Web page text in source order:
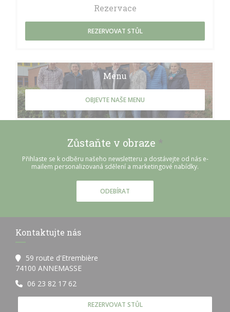
Rezervace
REZERVOVAT STŮL
Menu
OBJEVTE NAŠE MENU
Zůstaňte v obraze *
Přihlaste se k odběru našeho newsletteru a dostávejte od nás e-
mailem personalizovaná sdělení a marketingové nabídky.
ODEBÍRAT
Kontaktujte nás
59 route d'Etrembière
74100 ANNEMASSE((otevře se v novém okně))
06 23 82 17 62
REZERVOVAT STŮL